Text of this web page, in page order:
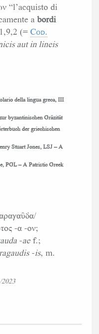
“l’acquisto di
a bordi
(= Cod.
aut in lineis
della lingua greca, III
byzantinischen Gräzität
der griechischen
Stuart Jones, LSJ – A
PGL – A Patristic Greek
-α -ον;
-aef.;
-is, m.